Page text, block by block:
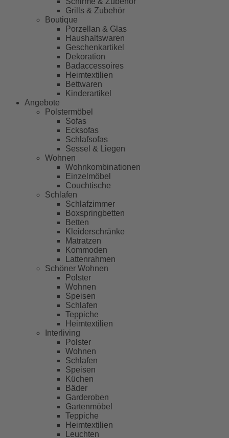
Grills & Zubehör
Boutique
Porzellan & Glas
Haushaltswaren
Geschenkartikel
Dekoration
Badaccessoires
Heimtextilien
Bettwaren
Kinderartikel
Angebote
Polstermöbel
Sofas
Ecksofas
Schlafsofas
Sessel & Liegen
Wohnen
Wohnkombinationen
Einzelmöbel
Couchtische
Schlafen
Schlafzimmer
Boxspringbetten
Betten
Kleiderschränke
Matratzen
Kommoden
Lattenrahmen
Schöner Wohnen
Polster
Wohnen
Speisen
Schlafen
Teppiche
Heimtextilien
Interliving
Polster
Wohnen
Schlafen
Speisen
Küchen
Bäder
Garderoben
Gartenmöbel
Teppiche
Heimtextilien
Leuchten